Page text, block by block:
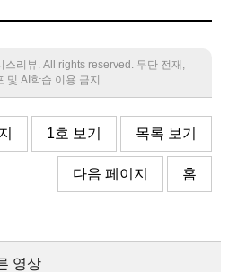
리뷰. All rights reserved. 무단 전재,
및 AI학습 이용 금지
1호 보기 목록 보기
다음 페이지 홈
영상